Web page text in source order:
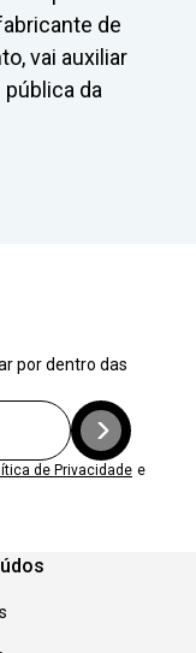
de
vai auxiliar
da
por dentro das
de Privacidade e